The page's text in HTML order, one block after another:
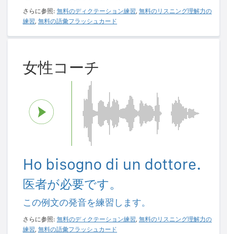
さらに参照: 無料のディクテーション練習, 無料のリスニング理解力の
練習, 無料の語彙フラッシュカード
女性コーチ
Ho bisogno di un dottore.
医者が必要です。
この例文の発音を練習します。
さらに参照: 無料のディクテーション練習, 無料のリスニング理解力の
練習, 無料の語彙フラッシュカード